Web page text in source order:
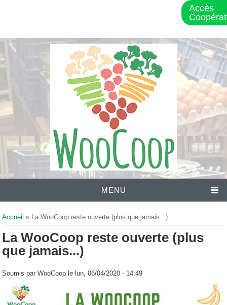
Accès
MENU
Vous êtes ici
Accueil » La WooCoop reste ouverte (plus que jamais...)
La WooCoop reste ouverte (plus
que jamais...)
Soumis parWooCoop le lun, 06/04/2020 - 14:49